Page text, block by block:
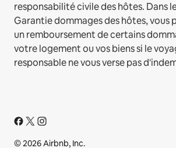
responsabilité civile des hôtes. Dans
Garantie dommages des hôtes, vous
un remboursement de certains
votre logement ou vos biens si le
responsable ne vous verse pas
© 2026 Airbnb, Inc.